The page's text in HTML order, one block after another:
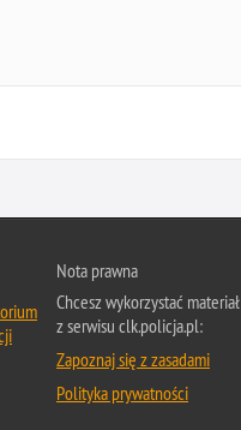
Nota prawna
Chcesz wykorzystać materiał
z serwisu clk.policja.pl:
Zapoznaj się z zasadami
Polityka prywatności